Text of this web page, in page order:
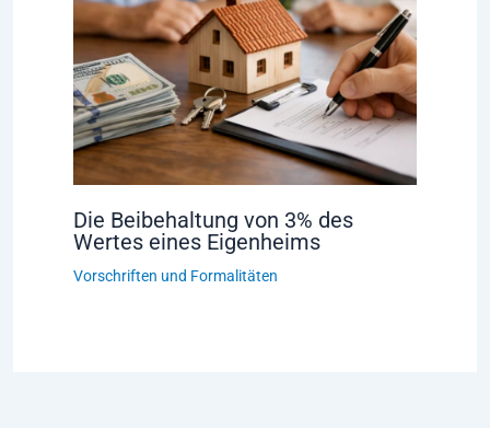
Die Beibehaltung von 3% des
Wertes eines Eigenheims
Vorschriften und Formalitäten